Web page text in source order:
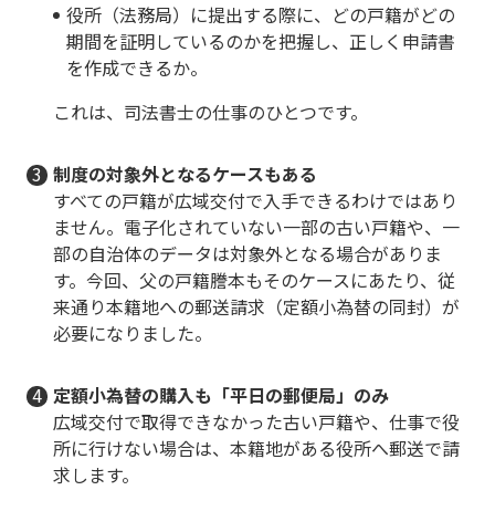
役所（法務局）に提出する際に、どの戸籍がどの
期間を証明しているのかを把握し、正しく申請書
を作成できるか。
これは、司法書士の仕事のひとつです。
制度の対象外となるケースもある
すべての戸籍が広域交付で入手できるわけではあり
ません。電子化されていない一部の古い戸籍や、一
部の自治体のデータは対象外となる場合がありま
す。今回、父の戸籍謄本もそのケースにあたり、従
来通り本籍地への郵送請求（定額小為替の同封）が
必要になりました。
定額小為替の購入も「平日の郵便局」のみ
広域交付で取得できなかった古い戸籍や、仕事で役
所に行けない場合は、本籍地がある役所へ郵送で請
求します。